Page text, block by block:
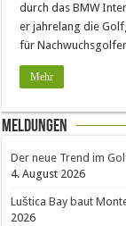
durch das BMW
er jahrelang die
für
Mehr
Meldungen
Der neue Trend im
4. August 2026
Luštica Bay baut
2026